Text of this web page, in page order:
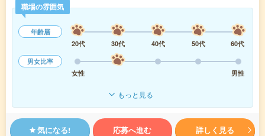
職場の雰囲気
年齢層
20代
30代 40代 50代
60代
男女比率
女性
男性
もっと見る
気になる! 応募へ進む 詳しく見る